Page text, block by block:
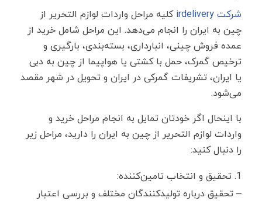
شرکت irdelivery
کلیه مراحل واردات لوازم التحریر از
چین به ایران را انجام می‌دهد. این مراحل شامل خرید از
عمده فروش چینی، انبارداری، بسته‌بندی، بارگیری و
ترخیص گمرک، حمل با کشتی یا هواپیما از چین به دبی
یا ایران، تشریفات گمرکی در ایران و تحویل در شهر مقصد
می‌شود.
با اینحال اگر خودتان تمایل به انجام مراحل خرید و
واردات لوازم التحریر از چین به ایران را دارید، مراحل زیر
را دنبال کنید:
تحقیق و انتخاب تامین‌کننده:
– تحقیق درباره تولیدکنندگان مختلف و بررسی اعتبار